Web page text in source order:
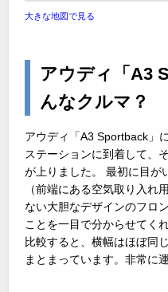
大きな地図で見る
アウディ「A3
んなクルマ？
アウディ「A3 Sportback」
ステーションに到着して、
が上りました。 最初に目が
（前端にある空気取り入れ
ない大胆なデザインのフロ
ことを一目で分からせてく
比較すると、横幅はほぼ同
まとまっています。非常に